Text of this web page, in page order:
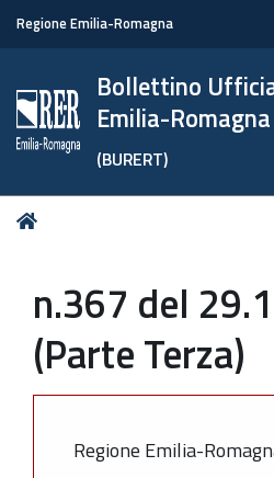
Regione Emilia-Romagna
Bollettino
Emilia-Romagna
(BURERT)
Tu
n.367 del
(Parte Terza)
Regione Emilia-